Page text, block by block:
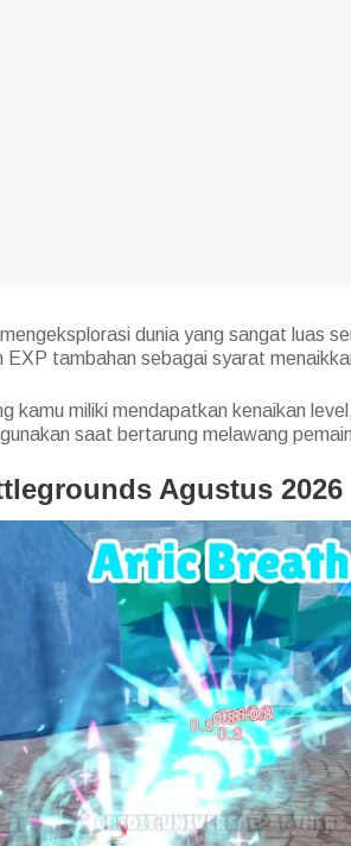
mengeksplorasi dunia yang sangat luas
EXP tambahan sebagai syarat
kamu miliki mendapatkan kenaikan
saat bertarung melawang
Agustus 2026